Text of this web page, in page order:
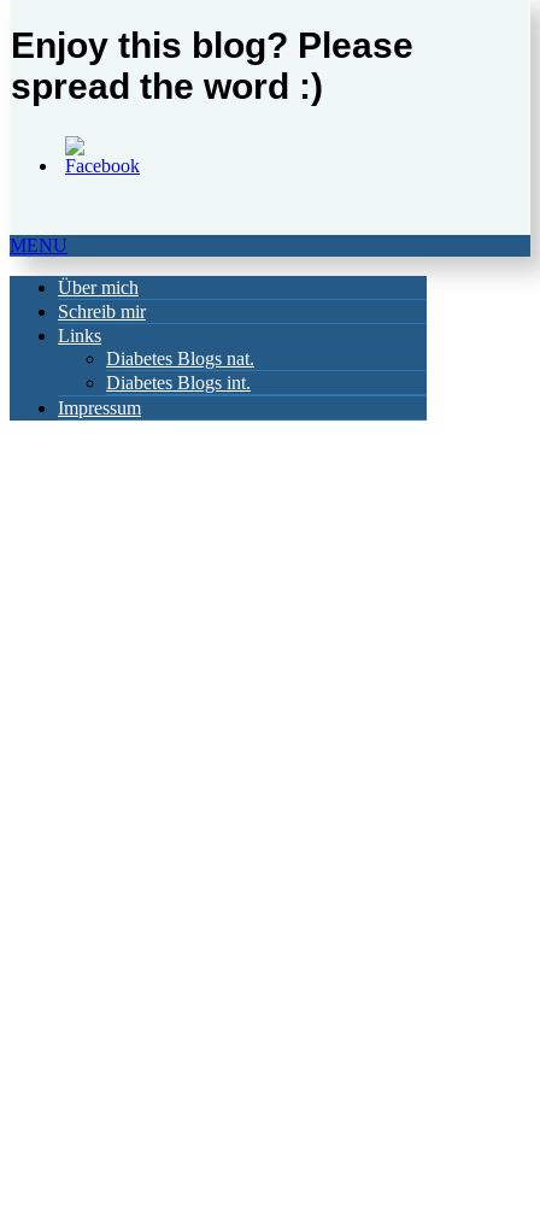
Enjoy this blog? Please
spread the word :)
MENU
Über mich
Schreib mir
Links
Diabetes Blogs nat.
Diabetes Blogs int.
Impressum